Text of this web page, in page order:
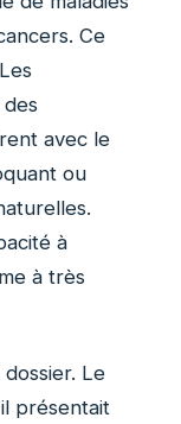
Ce
avec le
ou
à
à très
Le
présentait